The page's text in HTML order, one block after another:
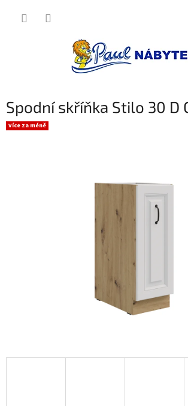
Spodní skříňka Stilo 30 D
Více za méně